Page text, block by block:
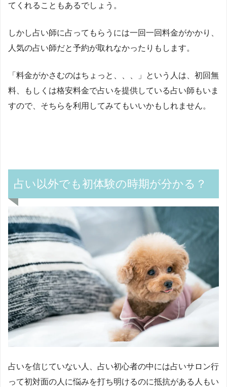
てくれることもあるでしょう。
しかし占い師に占ってもらうには一回一回料金がかかり、
人気の占い師だと予約が取れなかったりもします。
「料金がかさむのはちょっと、、、」という人は、初回無
料、もしくは格安料金で占いを提供している占い師もいま
すので、そちらを利用してみてもいいかもしれません。
占い以外でも初体験の時期が分かる？
占いを信じていない人、占い初心者の中には占いサロン行
って初対面の人に悩みを打ち明けるのに抵抗がある人もい